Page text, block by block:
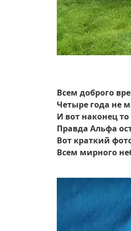
Всем доброго
Четыре года не
И вот наконец то
Правда Альфа
Вот краткий
Всем мирного